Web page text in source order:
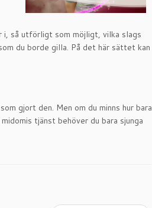
i, så utförligt som möjligt, vilka slags
du borde gilla. På det här sättet kan
gjort den. Men om du minns hur bara
tjänst behöver du bara sjunga